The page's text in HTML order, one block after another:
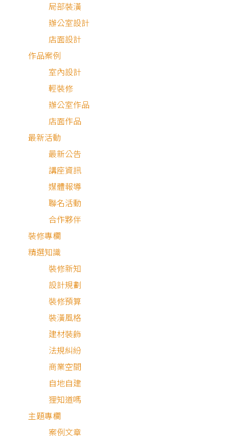
局部裝潢
辦公室設計
店面設計
作品案例
室內設計
輕裝修
辦公室作品
店面作品
最新活動
最新公告
講座資訊
媒體報導
聯名活動
合作夥伴
裝修專欄
精選知識
裝修新知
設計規劃
裝修預算
裝潢風格
建材裝飾
法規糾紛
商業空間
自地自建
狸知道嗎
主題專欄
案例文章
修房子時，為了美好的居家生活，想做的內容有好多，
致裝潢設計費用爆表，這是許多屋主都有的課題。面對有限
預算、無限的可能，要如何選擇才能把錢花在刀口上，總是
人糾結。
狸樂聚深知大家的煩惱，其實只需了解裝潢設計費用的差異
釐清自家的屋況屬於哪一類，並從
兩方面，釐清費用花在哪裡，就能斟酌判斷哪些工程可
先精簡甚至不做，將有限的預算花在對的地方。此外，本文
將分享降低室內設計費用的祕訣，讓大家都能變身成裝修精
師，用合理的價格，打造出最舒適的美麗家園。